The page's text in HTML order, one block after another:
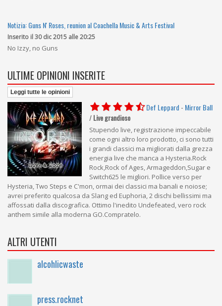
Notizia: Guns N' Roses, reunion al Coachella Music & Arts Festival
Inserito il 30 dic 2015 alle 20:25
No Izzy, no Guns
ULTIME OPINIONI INSERITE
Leggi tutte le opinioni
Def Leppard - Mirror Ball
/Live grandioso
Stupendo live, registrazione impeccabile
come ogni altro loro prodotto, ci sono tutti
i grandi classici ma migliorati dalla grezza
energia live che manca a Hysteria.Rock
Rock,Rock of Ages, Armageddon,Sugar e
Switch625 le migliori. Pollice verso per
Hysteria, Two Steps e C'mon, ormai dei classici ma banali e noiose;
avrei preferito qualcosa da Slang ed Euphoria, 2 dischi bellissimi ma
affossati dalla discografica. Ottimo l'inedito Undefeated, vero rock
anthem simile alla moderna GO.Compratelo.
ALTRI UTENTI
alcohlicwaste
press.rocknet